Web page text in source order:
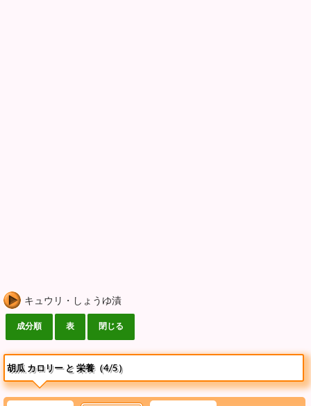
キュウリ・しょうゆ漬
胡瓜 カロリー と 栄養（4/5）